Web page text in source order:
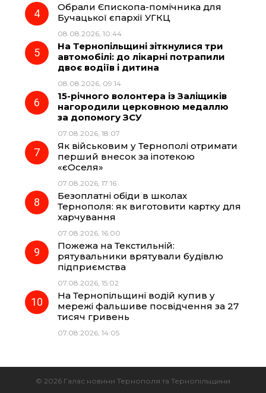
Обрали Єпископа-помічника для
Бучацької єпархії УГКЦ
08.08.2026, 10:44
На Тернопільщині зіткнулися три
автомобілі: до лікарні потрапили
двоє водіїв і дитина
08.08.2026, 09:14
15-річного волонтера із Заліщиків
нагородили церковною медаллю
за допомогу ЗСУ
07.08.2026, 18:07
Як військовим у Тернополі отримати
перший внесок за іпотекою
«єОселя»
07.08.2026, 17:16
Безоплатні обіди в школах
Тернополя: як виготовити картку для
харчування
07.08.2026, 16:00
Пожежа на Текстильній:
рятувальники врятували будівлю
підприємства
07.08.2026, 15:02
На Тернопільщині водій купив у
мережі фальшиве посвідчення за 27
тисяч гривень
07.08.2026, 14:05
© 2026 Галас новини Тернополя та Тернопільщини